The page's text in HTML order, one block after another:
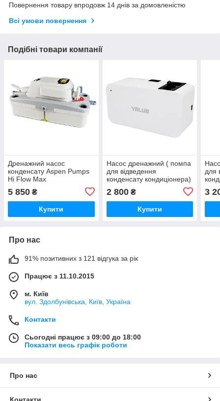
Повернення товару впродовж 14 днів за домовленістю
Всі умови повернення
Подібні товари компанії
Дренажний насос
конденсату Aspen Pumps
Hi Flow Max
5 850 ₴
Купити
Насос дренажний ( помпа
для відведення
конденсату кондиціонера)
2 800₴
Купити
для
3
Про нас
91% позитивних з 121 відгука за рік
Працює з 11.10.2015
м. Київ
вул. Здолбунівська, Київ, Україна
Контакти
Сьогодні працює з 09:00 до 18:00
Показати весь графік роботи
Про нас